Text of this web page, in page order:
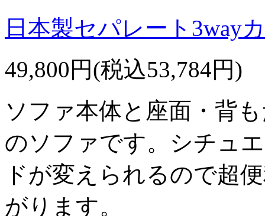
日本製セパレート3way
49,800円(税込53,784円)
ソファ本体と座面・背
のソファです。シチュ
ドが変えられるので超
がります。